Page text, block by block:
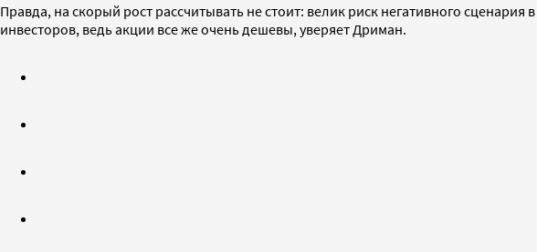
Правда, на скорый рост рассчитывать не стоит: велик риск негативного
инвесторов, ведь акции все же очень дешевы, уверяет Дриман.